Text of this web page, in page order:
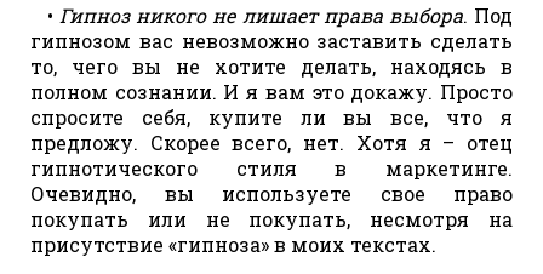
• Гипноз никого не лишает права выбора. Под
гипнозом вас невозможно заставить сделать
то, чего вы не хотите делать, находясь в
полном сознании. И я вам это докажу. Просто
спросите себя, купите ли вы все, что я
предложу. Скорее всего, нет. Хотя я – отец
гипнотического стиля в маркетинге.
Очевидно, вы используете свое право
покупать или не покупать, несмотря на
присутствие «гипноза» в моих текстах.